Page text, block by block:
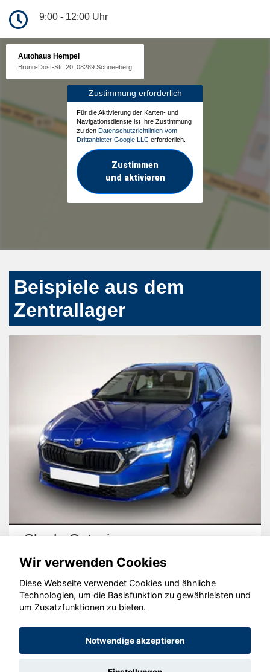
9:00 - 12:00 Uhr
Autohaus Hempel
Bruno-Dost-Str. 20, 08289 Schneeberg
Zustimmung erforderlich
Für die Aktivierung der Karten- und
Navigationsdienste ist Ihre Zustimmung
zu den Datenschutzrichtlinien vom
Drittanbieter Google LLC erforderlich.
Zustimmen
und aktivieren
Beispiele aus dem
Zentrallager
Skoda Octavia
© konjunkturmotor.de GmbH 2020 - 2026
Wir verwenden Cookies
Diese Webseite verwendet Cookies und ähnliche
Technologien, um die Basisfunktion zu gewährleisten und
um Zusatzfunktionen zu bieten.
Notwendige akzeptieren